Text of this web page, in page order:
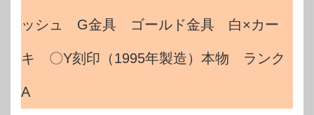
ッシュ G金具 ゴールド金具 白×カー
キ 〇Y刻印（1995年製造）本物 ランク
A